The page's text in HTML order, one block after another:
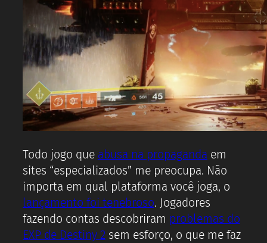
Todo jogo que abusa na propaganda em
sites “especializados” me preocupa. Não
importa em qual plataforma você joga, o
lançamento foi tenebroso. Jogadores
fazendo contas descobriram problemas do
EXP de Destiny 2sem esforço, o que me faz